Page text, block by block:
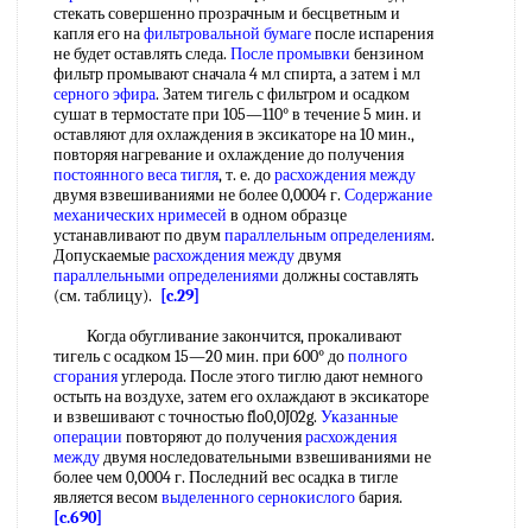
стекать совершенно прозрачным и бесцветным и
капля его нафильтровальной бумагепосле испарения
не будет оставлять следа. После промывки бензином
фильтр промывают сначала 4 мл спирта, а затем i мл
серного эфира. Затем тигель с фильтром и осадком
сушат в термостате при 105—110° в течение 5 мин. и
оставляют для охлаждения в эксикаторе на 10 мин.,
повторяя нагревание и охлаждение до получения
постоянного веса тигля, т. е. дорасхождения между
двумя взвешиваниями не более 0,0004 г. Содержание
механическихнримесей в одном образце
устанавливают по двумпараллельным определениям.
Допускаемыерасхождения междудвумя
параллельными определениями должны составлять
(см. таблицу).
[c.29]
Когда обугливание закончится, прокаливают
тигель с осадком 15—20 мин. при 600° дополного
сгоранияуглерода. После этого тиглю дают немного
остыть на воздухе, затем его охлаждают в эксикаторе
и взвешивают с точностью flo0,0J02g. Указанные
операции повторяют до получениярасхождения
междудвумя носледовательными взвешиваниями не
более чем 0,0004 г. Последний вес осадка в тигле
является весомвыделенного сернокислогобария.
[c.690]